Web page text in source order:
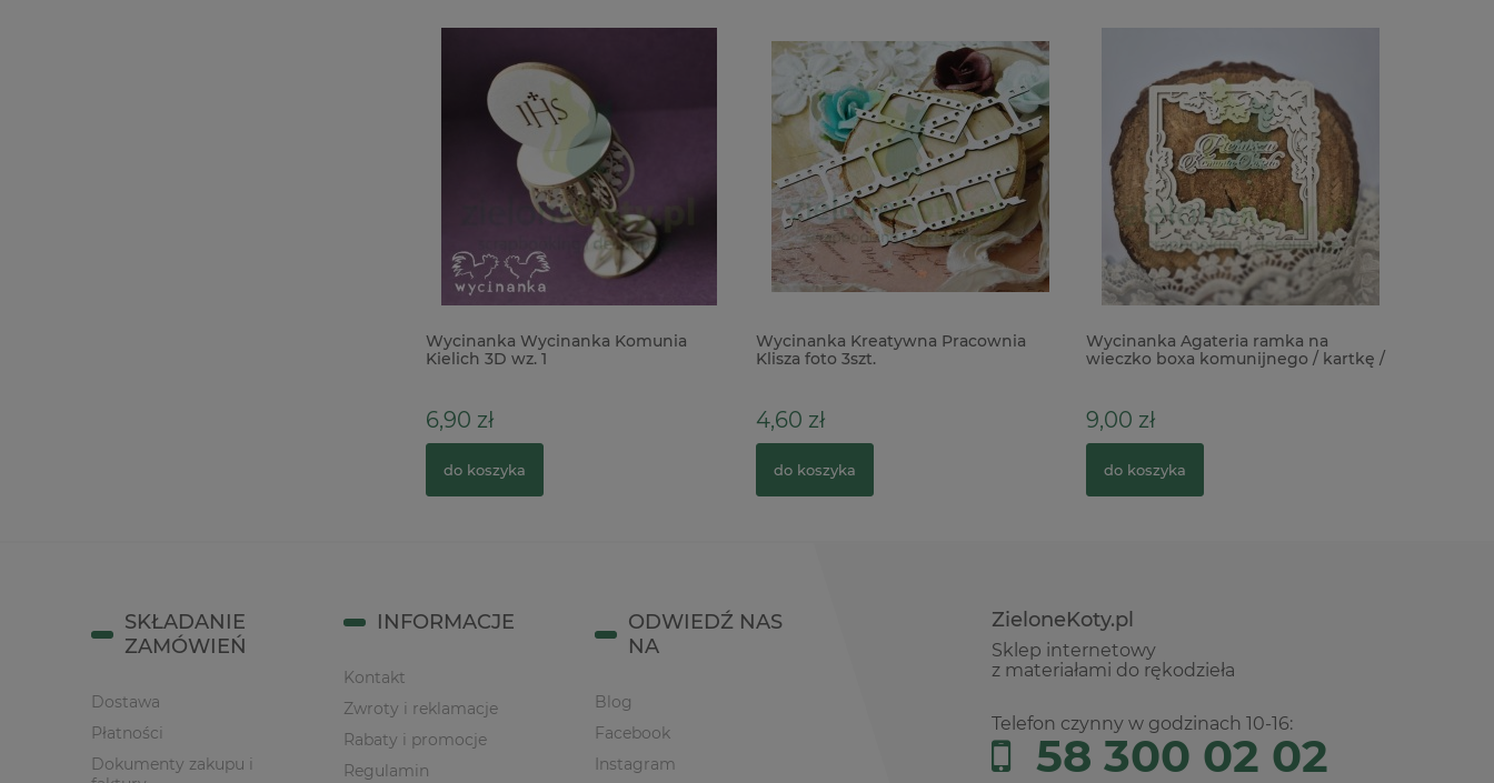
Wycinanka Wycinanka Komunia
Kielich 3D wz. 1
6,90 zł
do koszyka
Wycinanka Kreatywna Pracownia
Klisza foto 3szt.
4,60 zł
do koszyka
Wycinanka Agateria ramka na
wieczko boxa komunijnego / kartkę /
9,00 zł
do koszyka
ZieloneKoty.pl
Sklep internetowy
z materiałami do rękodzieła
Telefon czynny w godzinach 10-16:
58 300 02 02
SKŁADANIE
ZAMÓWIEŃ
Dostawa
Płatności
Dokumenty zakupu i
INFORMACJE
Kontakt
Zwroty i reklamacje
Rabaty i promocje
Regulamin
ODWIEDŹ NAS
NA
Blog
Facebook
Instagram